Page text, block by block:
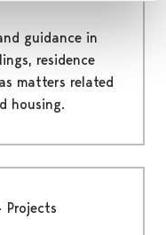
guidance in
residence
matters related
housing.
Projects